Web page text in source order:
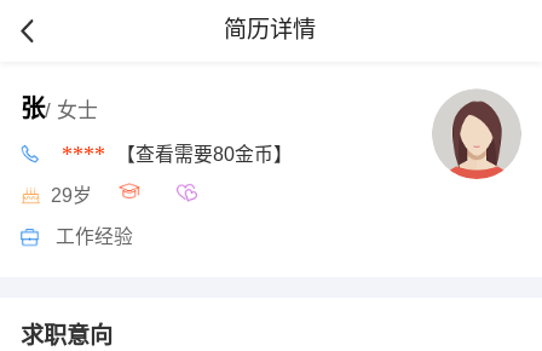
简历详情
张/ 女士
**** 【查看需要80金币】
29岁
工作经验
求职意向